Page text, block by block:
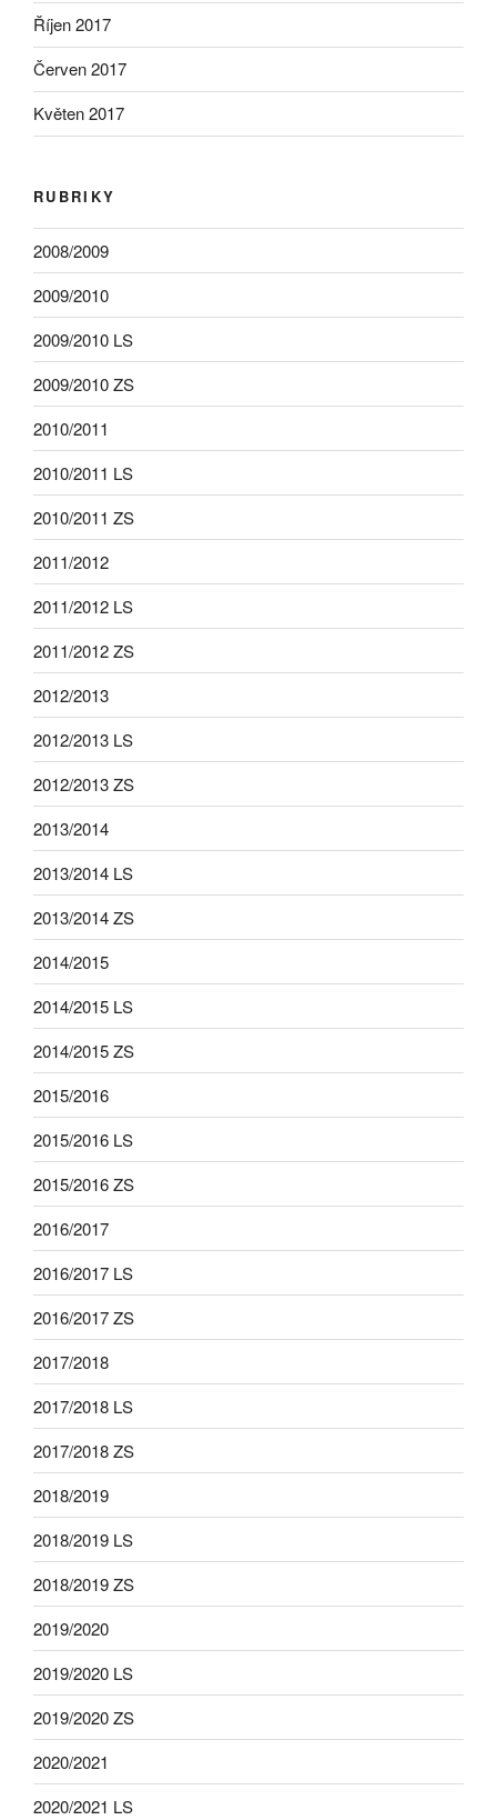
Říjen 2017
Červen 2017
Květen 2017
RUBRIKY
2008/2009
2009/2010
2009/2010 LS
2009/2010 ZS
2010/2011
2010/2011 LS
2010/2011 ZS
2011/2012
2011/2012 LS
2011/2012 ZS
2012/2013
2012/2013 LS
2012/2013 ZS
2013/2014
2013/2014 LS
2013/2014 ZS
2014/2015
2014/2015 LS
2014/2015 ZS
2015/2016
2015/2016 LS
2015/2016 ZS
2016/2017
2016/2017 LS
2016/2017 ZS
2017/2018
2017/2018 LS
2017/2018 ZS
2018/2019
2018/2019 LS
2018/2019 ZS
2019/2020
2019/2020 LS
2019/2020 ZS
2020/2021
2020/2021 LS